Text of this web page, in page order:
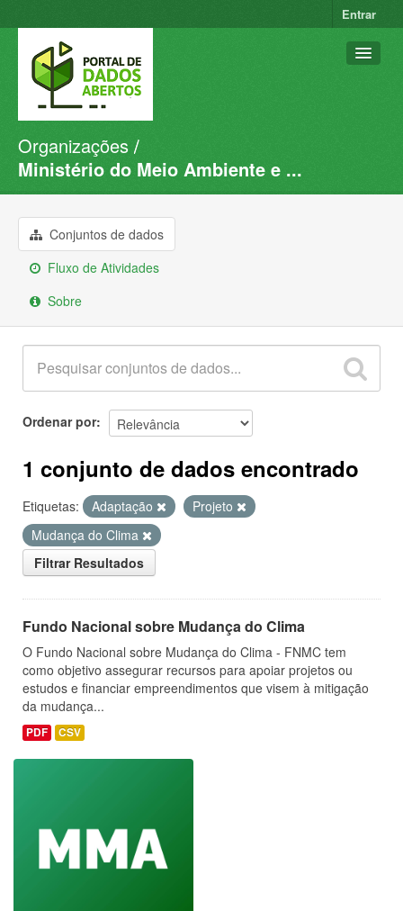
Entrar
Conjuntos de dados
Organizações
Sobre
Organizações
Ministério do Meio Ambiente e ...
Conjuntos de dados
Fluxo de Atividades
Sobre
Ordenar por
1 conjunto de dados encontrado
Etiquetas: Adaptação
Projeto
Mudança do Clima
Filtrar Resultados
Fundo Nacional sobre Mudança do Clima
O Fundo Nacional sobre Mudança do Clima - FNMC tem
como objetivo assegurar recursos para apoiar projetos ou
estudos e financiar empreendimentos que visem à mitigação
da mudança...
PDF CSV